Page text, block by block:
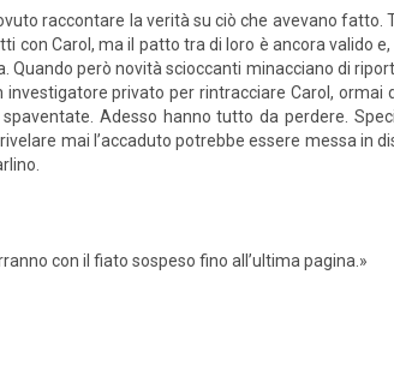
raccontare la verità su ciò che avevano fatto.
con Carol, ma il patto tra di loro è ancora valido
Quando però novità scioccanti minacciano di
privato per rintracciare Carol, ormai
Adesso hanno tutto da perdere.
mai l’accaduto potrebbe essere messa in
con il fiato sospeso fino all’ultima pagina.»